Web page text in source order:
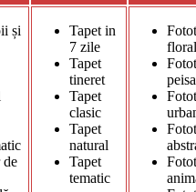
și
Tapet in
7 zile
Tapet
tineret
Tapet
clasic
Tapet
natural
Tapet
tematic
floral